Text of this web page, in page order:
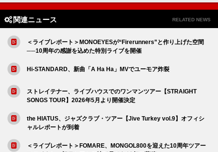
関連ニュース RELATED NEWS
＜ライブレポート＞MONOEYESが“Firerunners”と作り上げた空間
──10周年の感謝を込めた特別ライブを開催
Hi-STANDARD、新曲「A Ha Ha」MVでユーモア炸裂
ストレイテナー、ライブハウスでのワンマンツアー【STRAIGHT
SONGS TOUR】2026年5月より開催決定
the HIATUS、ジャズクラブ・ツアー【Jive Turkey vol.9】オフィシ
ャルレポートが到着
＜ライブレポート＞FOMARE、MONGOL800を迎えた10周年ツアー